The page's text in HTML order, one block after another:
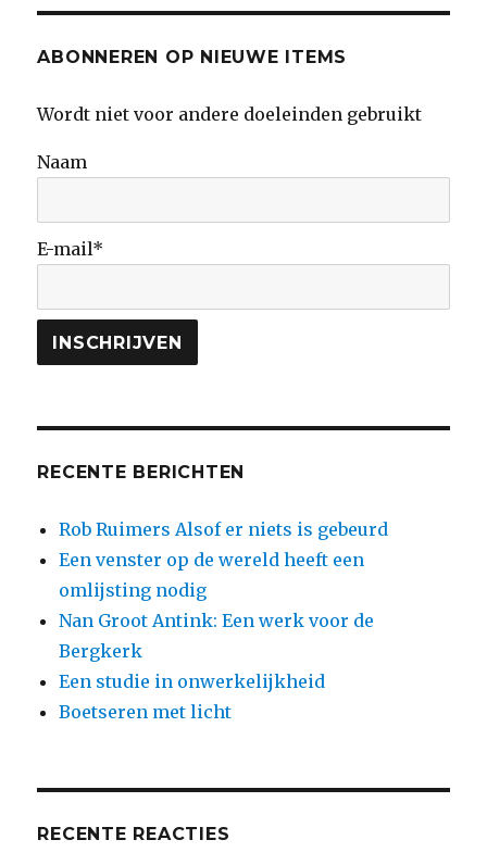
ABONNEREN OP NIEUWE ITEMS
Wordt niet voor andere doeleinden gebruikt
Naam
E-mail*
RECENTE BERICHTEN
Rob Ruimers Alsof er niets is gebeurd
Een venster op de wereld heeft een
omlijsting nodig
Nan Groot Antink: Een werk voor de
Bergkerk
Een studie in onwerkelijkheid
Boetseren met licht
RECENTE REACTIES